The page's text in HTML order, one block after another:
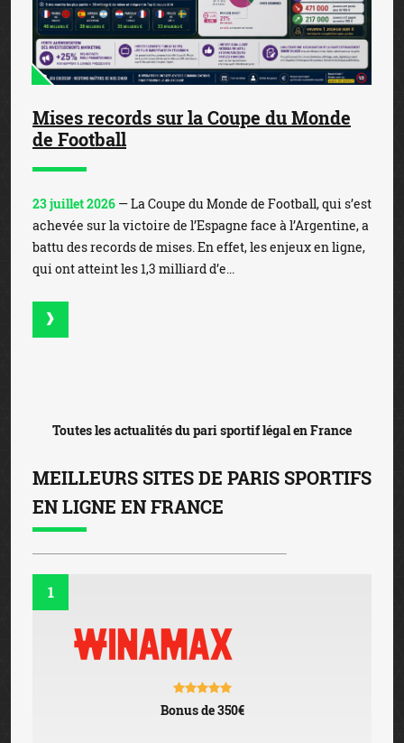
Mises records sur la Coupe du Monde
de Football
23 juillet 2026 — La Coupe du Monde de Football, qui s’est
achevée sur la victoire de l’Espagne face à l’Argentine, a
battu des records de mises. En effet, les enjeux en ligne,
qui ont atteint les 1,3 milliard d’e...
Toutes les actualités du pari sportif légal en France
MEILLEURS SITES DE PARIS SPORTIFS
EN LIGNE EN FRANCE
1
Bonus de 350€